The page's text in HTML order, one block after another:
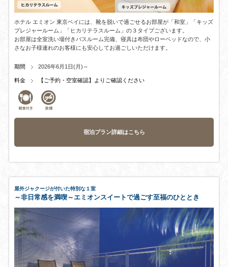
ホテル エミオン 東京ベイには、靴を脱いで過ごせるお部屋が「和室」「キッズ
プレジャールーム」「ヒカリテラスルーム」の３タイプございます。
お部屋は全室洗い場付きバスルーム完備、寝具は布団やローベッドなので、小
さなお子様連れのお客様にも安心してお過ごしいただけます。
期間 2026年6月1日(月)～
料金 【ご予約・空室確認】よりご確認ください
宿泊プラン詳細はこちら
屋外ジャクージが付いた特別な１室
～非日常感を満喫～エミオンスイートで過ごす至福のひととき